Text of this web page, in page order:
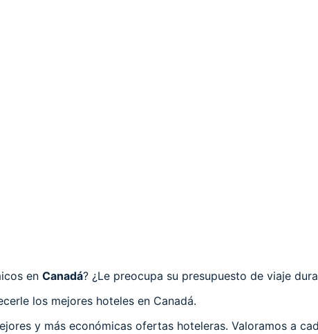
en Canadá? ¿Le preocupa su presupuesto de viaje
los mejores hoteles en Canadá.
y más económicas ofertas hoteleras. Valoramos a